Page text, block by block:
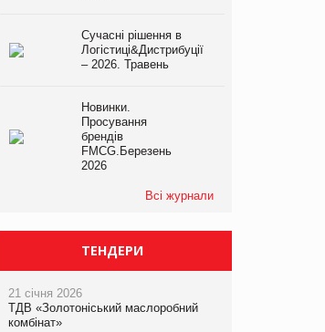
Сучасні рішення в
Логістиці&Дистрибуції
– 2026. Травень
Новинки.
Просування
брендів
FMCG.Березень
2026
Всі журнали
ТЕНДЕРИ
21 січня 2026
ТДВ «Золотоніський маслоробний
комбінат»